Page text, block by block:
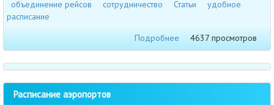
объединение рейсов
сотрудничество Статьи
удобное
расписание
Подробнее
4637 просмотров
Расписание аэропортов